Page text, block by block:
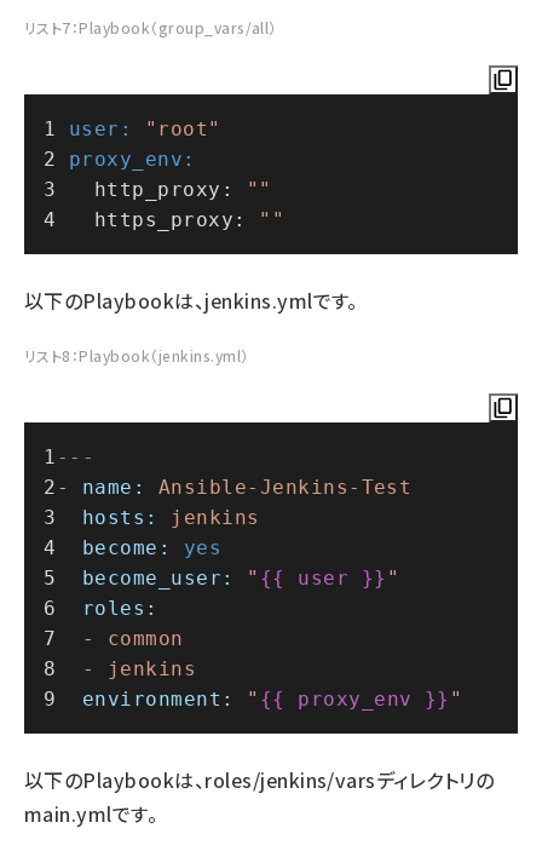
リスト7：Playbook（group_vars/all）
user:
"root"
proxy_env:
  http_proxy:
""
  https_proxy:
""
以下のPlaybookは、jenkins.ymlです。
リスト8：Playbook（jenkins.yml）
---
-
name:
Ansible-Jenkins-Test
hosts:
jenkins
become:
yes
become_user:
" {{ user }} "
roles:
-
common
-
jenkins
environment:
" {{ proxy_env }} "
以下のPlaybookは、roles/jenkins/varsディレクトリの
main.ymlです。